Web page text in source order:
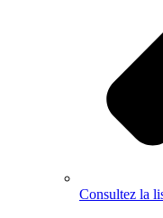
Consultez la